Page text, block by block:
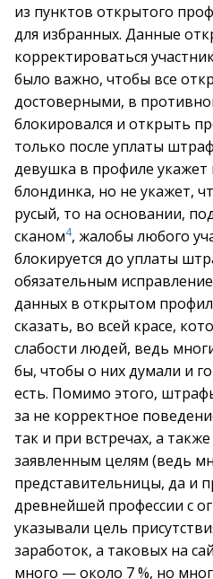
из пунктов открытого
для избранных. Данные
корректироваться
было важно, чтобы все
достоверными, в
блокировался и открыть
только после уплаты
девушка в профиле
блондинка, но не укажет,
русый, то на основании,
сканом4, жалобы любого
блокируется до уплаты
обязательным
данных в открытом
сказать, во всей красе,
слабости людей, ведь
бы, чтобы о них думали и
есть. Помимо этого,
за не корректное
так и при встречах, а
заявленным целям (ведь
представительницы, да и
древнейшей профессии с
указывали цель
заработок, а таковых на
много — около 7 %, но